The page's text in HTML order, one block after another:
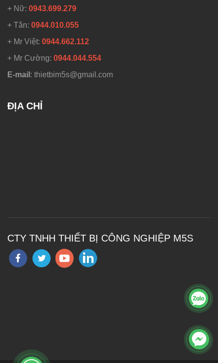
+ Nữ: 0943.699.279
+ Tân: 0944.010.055
+ Mr Việt: 0944.662.112
+ Mr Cường: 0944.044.554
E-mail : thietbim5s@gmail.com
ĐỊA CHỈ
CTY TNHH THIẾT BỊ CÔNG NGHIỆP M5S